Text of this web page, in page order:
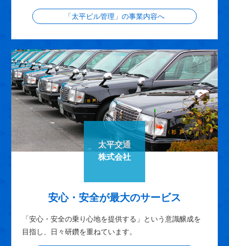
「太平ビル管理」の事業内容へ
太平交通
株式会社
安心・安全が最大のサービス
「安心・安全の乗り心地を提供する」という意識醸成を
目指し、日々研鑽を重ねています。